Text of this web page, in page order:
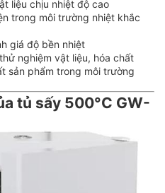
liệu chịu nhiệt độ cao
trong môi trường nhiệt khắc
giá độ bền nhiệt
nghiệm vật liệu, hóa chất
sản phẩm trong môi trường
tủ sấy 500°C GW-